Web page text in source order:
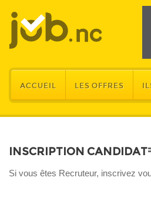
ACCUEIL LES OFFRES
INSCRIPTION CANDIDAT
Si vous êtes Recruteur, inscrivez